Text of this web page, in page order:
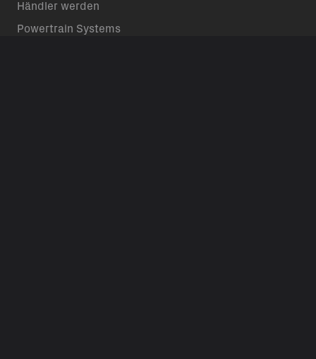
Händler werden
Powertrain Systems